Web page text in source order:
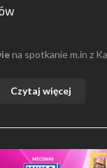
na spotkanie m.in z
Czytaj więcej